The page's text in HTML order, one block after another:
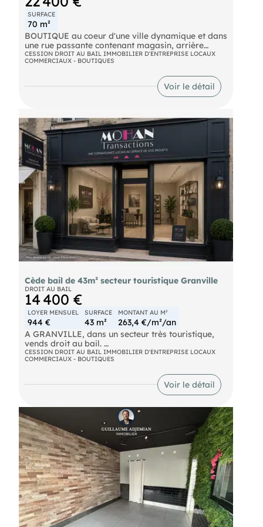
SURFACE
70 m²
BOUTIQUE au coeur d'une ville dynamique et dans
une rue passante contenant magasin, arrière
boutique (pièce et cuisine et terrasse),au premier
étage 3 pièces et salle d'eau, une cave et 1 garage
indépendant. DROIT AU BAIL 22 400  TTC dont
honoraires agence 2400  TTC,loyer 600.65 /mois.
CESSION DROIT AU BAIL IMMOBILIER D'ENTREPRISE LOCAUX
COMMERCIAUX - BOUTIQUES
Voir le détail
Cède bail de 43m² secteur touristique Granville
DROIT AU BAIL
14 400 €
LOYER MENSUEL
944 €
SURFACE
43 m²
MONTANT AU M²
263,4 €/m²/an
A GRANVILLE, dans un secteur très touristique,
vends droit au bail.
Excellent emplacement avec possibilité de
stationnement et parking à proximité.
et bar restauration.
Prix net vendeur de 12 000 € + 20 % TTC (16,67 %
HT) d’honoraires agence à la charge de
l’acquéreur.
Les informations sur les risques auxquels ce bien
est exposé sont disponibles sur le site Géorisques :
georisques.gouv.fr.
CESSION DROIT AU BAIL IMMOBILIER D'ENTREPRISE LOCAUX
COMMERCIAUX - BOUTIQUES
Voir le détail